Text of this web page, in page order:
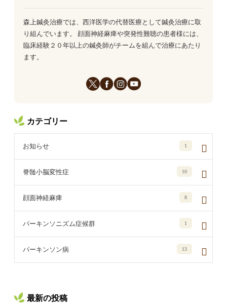
森上鍼灸治療では、西洋医学の代替医療として鍼灸治療に取
り組んでいます。 顔面神経麻痺や突発性難聴の患者様には、
臨床経験２０年以上の鍼灸師がチームを組んで治療にあたり
ます。
カテゴリー
お知らせ 1
脊髄小脳変性症 10
顔面神経麻痺 8
パーキンソニズム症候群 1
パーキンソン病 13
最新の投稿